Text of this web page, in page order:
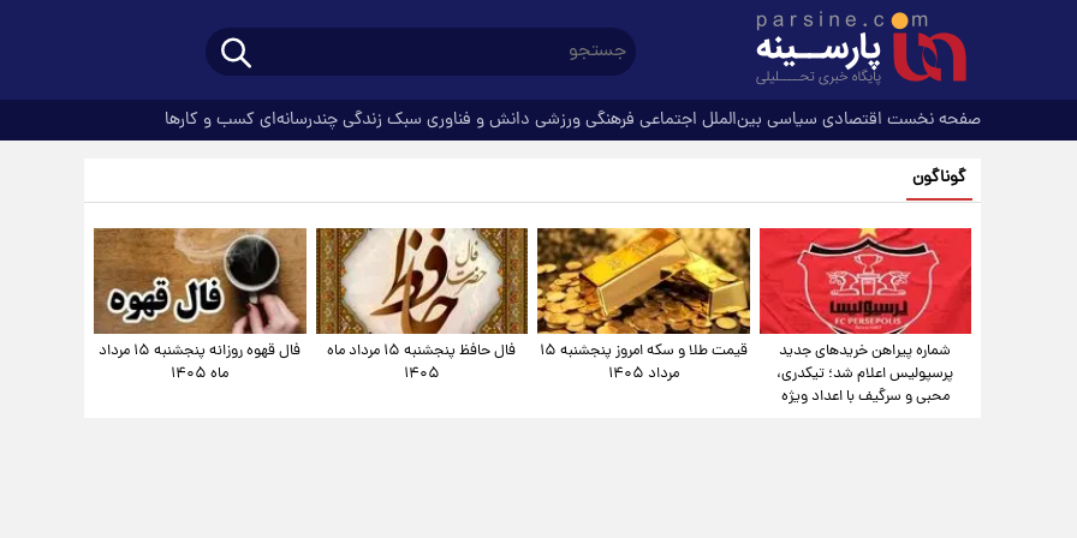
صفحه نخست اقتصادی سیاسی بین‌الملل اجتماعی فرهنگیورزشی دانش و فناوری سبک زندگیچندرسانه‌ای کسب و کارها
گوناگون
شماره پیراهن خریدهای جدید
پرسپولیس اعلام شد؛ تیکدری،
محبی و سرگیف با اعداد ویژه
قیمت طلا و سکه امروز پنجشنبه ۱۵
مرداد ۱۴۰۵
فال حافظ پنجشنبه ۱۵ مرداد ماه
۱۴۰۵
فال قهوه روزانه پنجشنبه ۱۵ مرداد
ماه ۱۴۰۵